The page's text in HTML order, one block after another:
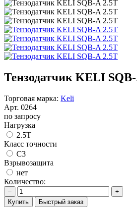
Тензодатчик KELI
Торговая марка: Keli
Арт. 0264
по запросу
Нагрузка
2.5T
Класс точности
C3
Взрывозащита
нет
Количество:
–
+
Купить
Быстрый заказ